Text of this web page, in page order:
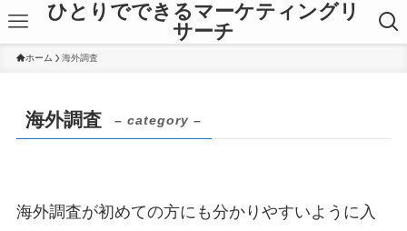
ひとりでできるマーケティングリ
サーチ
ホーム 海外調査
海外調査 – category –
海外調査が初めての方にも分かりやすいように入